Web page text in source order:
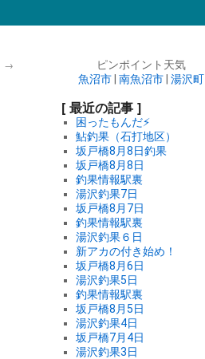
→
ピンポイント天気
魚沼市 南魚沼市 湯沢町
[ 最近の記事 ]
困ったもんだ⚡️
鮎釣果（石打地区）
坂戸橋8月8日釣果
坂戸橋8月8日
釣果情報駅裏
湯沢釣果7日
坂戸橋8月7日
釣果情報駅裏
湯沢釣果６日
新アカの付き始め！
坂戸橋8月6日
湯沢釣果5日
釣果情報駅裏
坂戸橋8月5日
湯沢釣果4日
坂戸橋7月4日
湯沢釣果3日